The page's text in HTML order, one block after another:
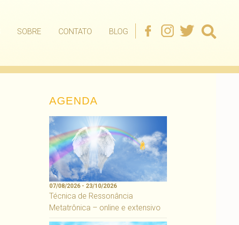
SOBRE CONTATO BLOG
AGENDA
07/08/2026 - 23/10/2026
Técnica de Ressonância
Metatrônica – online e extensivo